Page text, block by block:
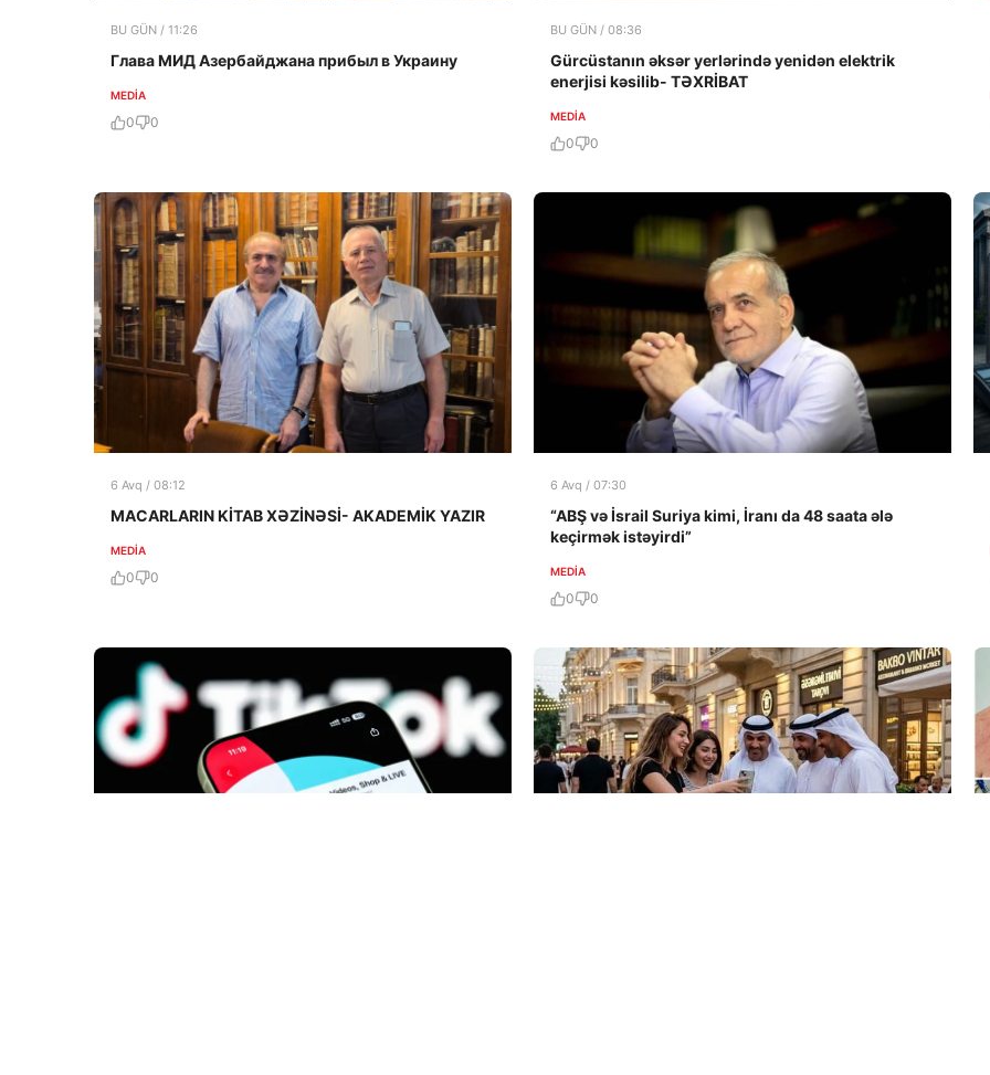
BU GÜN / 11:26
Глава МИД Азербайджана прибыл в Украину
MEDİA
0 0
BU GÜN / 08:36
Gürcüstanın əksər yerlərində yenidən elektrik
enerjisi kəsilib- TƏXRİBAT
MEDİA
0 0
6 Avq / 08:12
MACARLARIN KİTAB XƏZİNƏSİ- AKADEMİK YAZIR
MEDİA
0 0
6 Avq / 07:30
“ABŞ və İsrail Suriya kimi, İranı da 48 saata ələ
keçirmək istəyirdi”
MEDİA
0 0